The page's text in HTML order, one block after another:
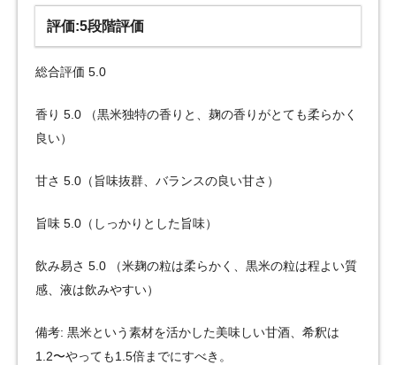
評価:5段階評価
総合評価 5.0
香り 5.0 （黒米独特の香りと、麹の香りがとても柔らかく
良い）
甘さ 5.0（旨味抜群、バランスの良い甘さ）
旨味 5.0（しっかりとした旨味）
飲み易さ 5.0 （米麹の粒は柔らかく、黒米の粒は程よい質
感、液は飲みやすい）
備考: 黒米という素材を活かした美味しい甘酒、希釈は
1.2〜やっても1.5倍までにすべき。